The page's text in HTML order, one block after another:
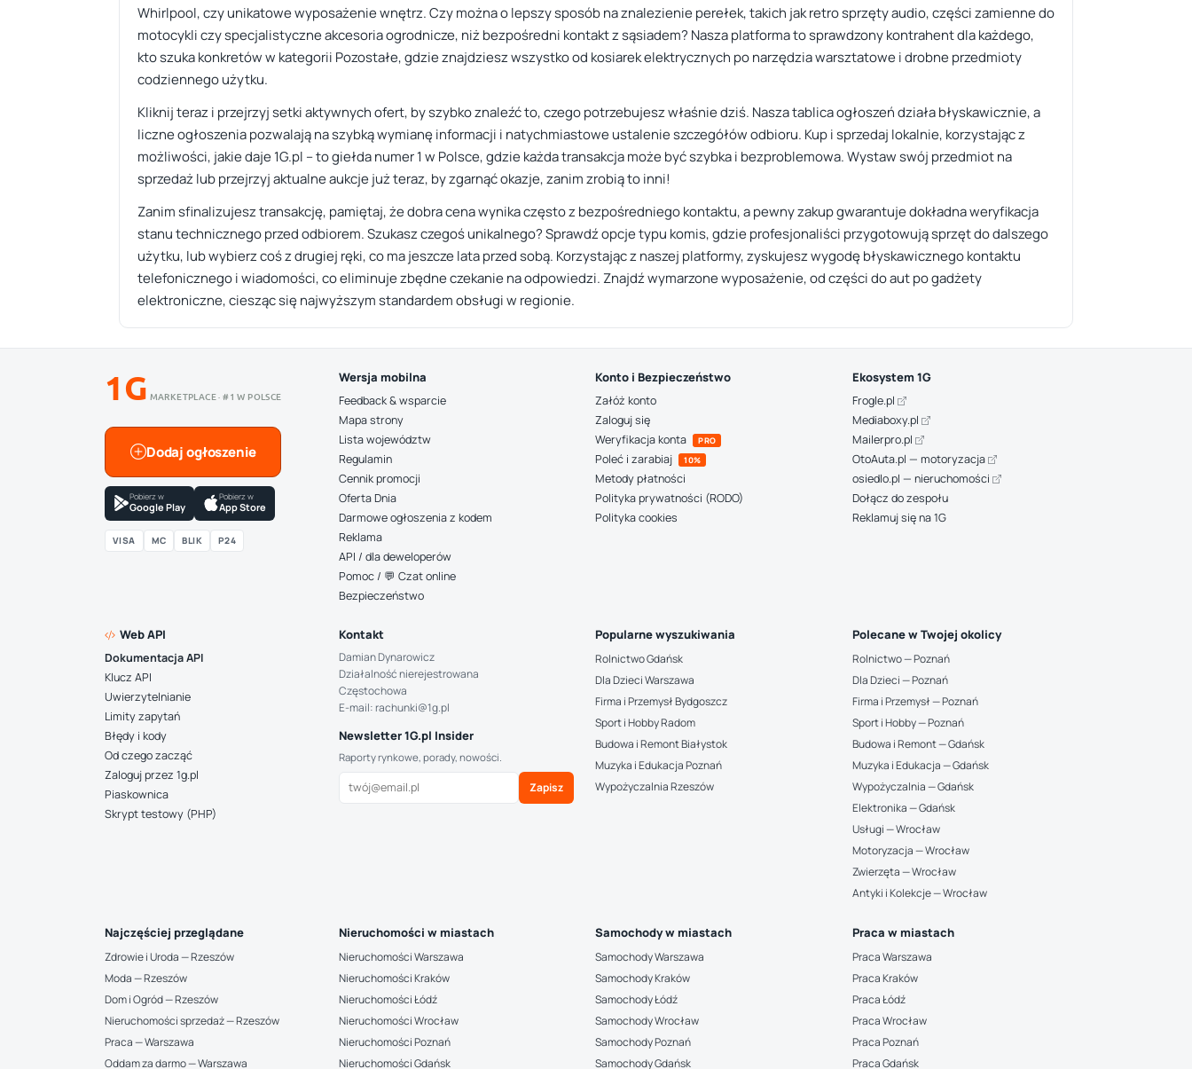
Whirlpool, czy unikatowe wyposażenie wnętrz. Czy można o lepszy sposób na znalezienie perełek, takich jak retro sprzęty audio, części zamienne do
motocykli czy specjalistyczne akcesoria ogrodnicze, niż bezpośredni kontakt z sąsiadem? Nasza platforma to sprawdzony kontrahent dla każdego,
kto szuka konkretów w kategorii Pozostałe, gdzie znajdziesz wszystko od kosiarek elektrycznych po narzędzia warsztatowe i drobne przedmioty
codziennego użytku.
Kliknij teraz i przejrzyj setki aktywnych ofert, by szybko znaleźć to, czego potrzebujesz właśnie dziś. Nasza tablica ogłoszeń działa błyskawicznie, a
liczne ogłoszenia pozwalają na szybką wymianę informacji i natychmiastowe ustalenie szczegółów odbioru. Kup i sprzedaj lokalnie, korzystając z
możliwości, jakie daje 1G.pl – to giełda numer 1 w Polsce, gdzie każda transakcja może być szybka i bezproblemowa. Wystaw swój przedmiot na
sprzedaż lub przejrzyj aktualne aukcje już teraz, by zgarnąć okazje, zanim zrobią to inni!
Zanim sfinalizujesz transakcję, pamiętaj, że dobra cena wynika często z bezpośredniego kontaktu, a pewny zakup gwarantuje dokładna weryfikacja
stanu technicznego przed odbiorem. Szukasz czegoś unikalnego? Sprawdź opcje typu komis, gdzie profesjonaliści przygotowują sprzęt do dalszego
użytku, lub wybierz coś z drugiej ręki, co ma jeszcze lata przed sobą. Korzystając z naszej platformy, zyskujesz wygodę błyskawicznego kontaktu
telefonicznego i wiadomości, co eliminuje zbędne czekanie na odpowiedzi. Znajdź wymarzone wyposażenie, od części do aut po gadżety
elektroniczne, ciesząc się najwyższym standardem obsługi w regionie.
1G MARKETPLACE · #1 W POLSCE
Dodaj ogłoszenie
Pobierz w
Google Play
Pobierz w
App Store
VISA MC BLIK P24
Wersja mobilna
Feedback & wsparcie
Mapa strony
Lista województw
Regulamin
Cennik promocji
Oferta Dnia
Darmowe ogłoszenia z kodem
Reklama
API / dla deweloperów
Pomoc / 💬 Czat online
Bezpieczeństwo
Konto i Bezpieczeństwo
Załóż konto
Zaloguj się
Weryfikacja konta
PRO
Poleć i zarabiaj 10%
Metody płatności
Polityka prywatności (RODO)
Polityka cookies
Ekosystem 1G
Frogle.pl
Mediaboxy.pl
Mailerpro.pl
OtoAuta.pl — motoryzacja
osiedlo.pl — nieruchomości
Dołącz do zespołu
Reklamuj się na 1G
Web API
Dokumentacja API
Klucz API
Uwierzytelnianie
Limity zapytań
Błędy i kody
Od czego zacząć
Zaloguj przez 1g.pl
Piaskownica
Skrypt testowy (PHP)
Kontakt
Damian Dynarowicz
Działalność nierejestrowana
Częstochowa
E-mail: rachunki@1g.pl
Newsletter 1G.pl Insider
Raporty rynkowe, porady, nowości.
Zapisz
Popularne wyszukiwania
Rolnictwo Gdańsk
Dla Dzieci Warszawa
Firma i Przemysł Bydgoszcz
Sport i Hobby Radom
Budowa i Remont Białystok
Muzyka i Edukacja Poznań
Wypożyczalnia Rzeszów
Polecane w Twojej okolicy
Rolnictwo — Poznań
Dla Dzieci — Poznań
Firma i Przemysł — Poznań
Sport i Hobby — Poznań
Budowa i Remont — Gdańsk
Muzyka i Edukacja — Gdańsk
Wypożyczalnia — Gdańsk
Elektronika — Gdańsk
Usługi — Wrocław
Motoryzacja — Wrocław
Zwierzęta — Wrocław
Antyki i Kolekcje — Wrocław
Najczęściej przeglądane
Zdrowie i Uroda — Rzeszów
Moda — Rzeszów
Dom i Ogród — Rzeszów
Nieruchomości sprzedaż — Rzeszów
Praca — Warszawa
Oddam za darmo — Warszawa
Nieruchomości w miastach
Nieruchomości Warszawa
Nieruchomości Kraków
Nieruchomości Łódź
Nieruchomości Wrocław
Nieruchomości Poznań
Nieruchomości Gdańsk
Samochody w miastach
Samochody Warszawa
Samochody Kraków
Samochody Łódź
Samochody Wrocław
Samochody Poznań
Samochody Gdańsk
Praca w miastach
Praca Warszawa
Praca Kraków
Praca Łódź
Praca Wrocław
Praca Poznań
Praca Gdańsk